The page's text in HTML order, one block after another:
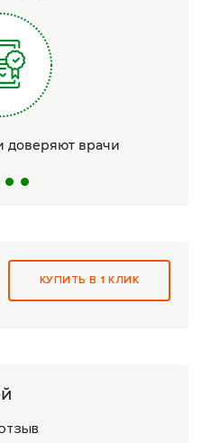
доверяют врачи
КУПИТЬ В 1 КЛИК